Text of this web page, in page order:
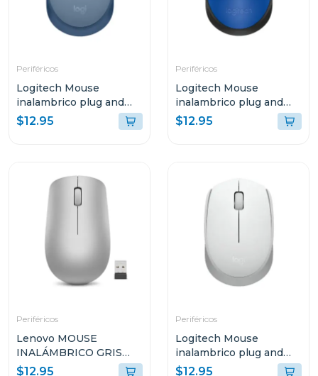
Periféricos
Logitech Mouse
inalambrico plug and
play gris azulado m170
$12.95
Periféricos
Logitech Mouse
inalambrico plug and
play azul m170
$12.95
Periféricos
Lenovo MOUSE
INALÁMBRICO GRIS
PLATINO L300 GY50Z1
$12.95
Periféricos
Logitech Mouse
inalambrico plug and
play white m170
$12.95